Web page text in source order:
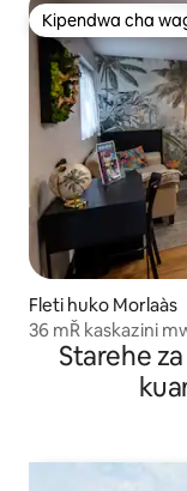
Kipendwa cha
Kipendwa cha
Fleti huko Morlaàs
36 mŘ kaskazini
Teréga
Starehe